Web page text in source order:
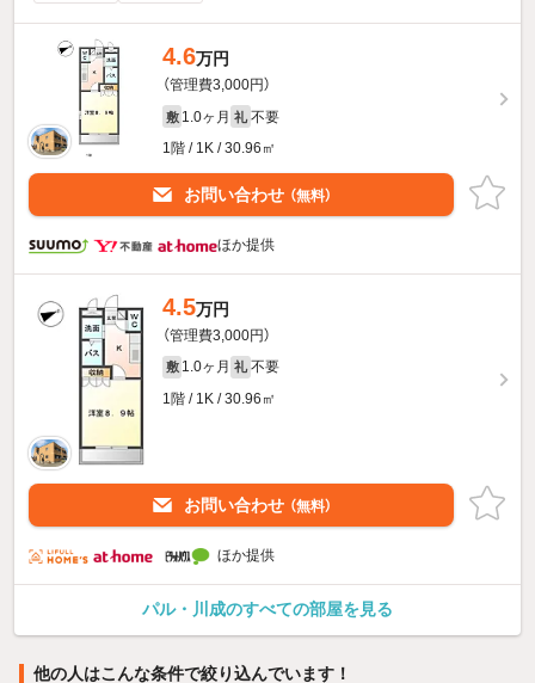
4.6万円
（管理費3,000円）
敷 1.0ヶ月 礼 不要
1階 / 1K / 30.96㎡
お問い合わせ （無料）
ほか提供
4.5万円
（管理費3,000円）
敷 1.0ヶ月 礼 不要
1階 / 1K / 30.96㎡
お問い合わせ （無料）
ほか提供
パル・川成のすべての部屋を見る
他の人はこんな条件で絞り込んでいます！